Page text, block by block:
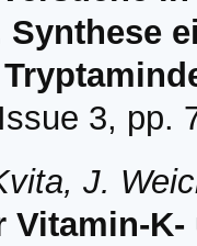
Synthese
3, pp.
J.
Vitamin-